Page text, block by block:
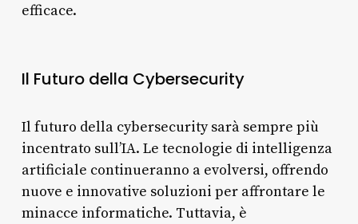
efficace.
Il Futuro della Cybersecurity
Il futuro della cybersecurity sarà sempre più
incentrato sull’IA. Le tecnologie di intelligenza
artificiale continueranno a evolversi, offrendo
nuove e innovative soluzioni per affrontare le
minacce informatiche. Tuttavia, è